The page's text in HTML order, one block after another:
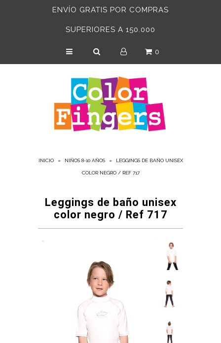
ENVÍO GRATIS POR COMPRAS
SUPERIORES A 150.000
0
INICIO » NIÑOS 8-10 AÑOS » LEGGINGS DE BAÑO UNISEX
COLOR NEGRO / REF 717
Leggings de baño unisex
color negro / Ref 717
ACCESORIOS